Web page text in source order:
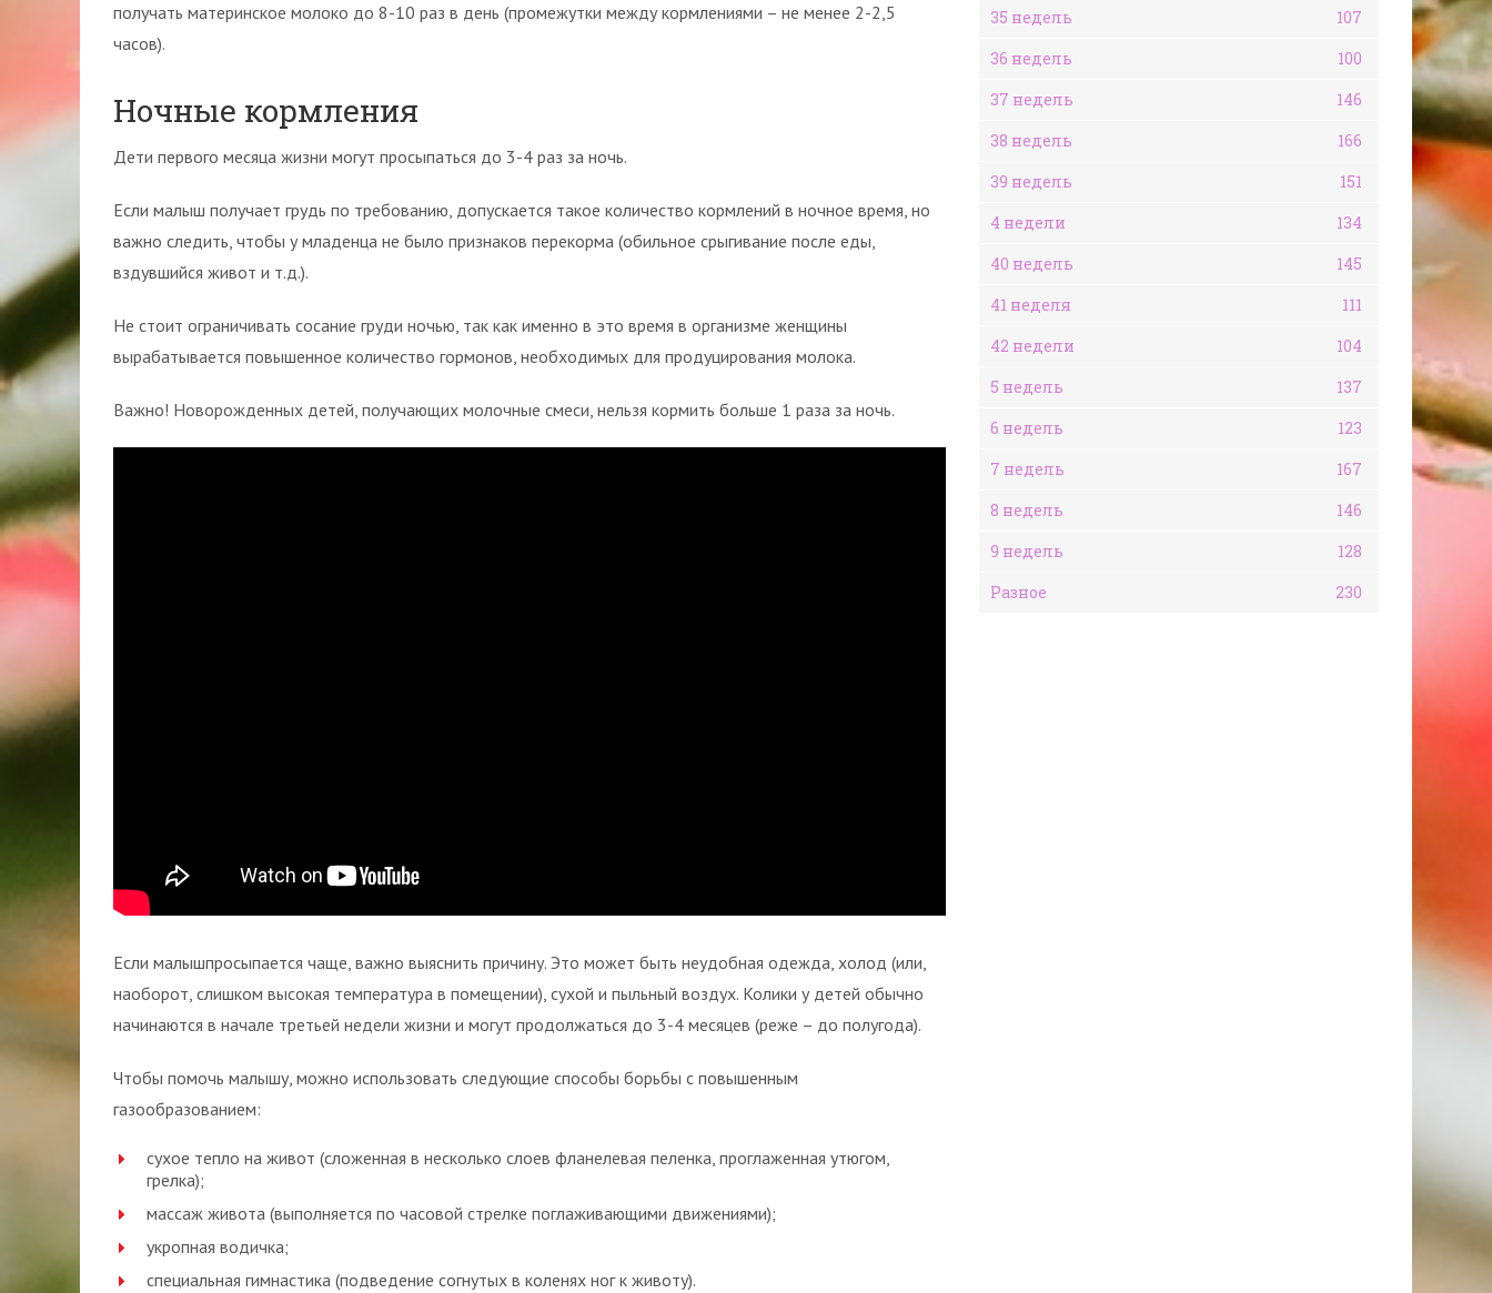
получать материнское молоко до 8-10 раз в день (промежутки между кормлениями – не менее 2-2,5
часов).
Ночные кормления
Дети первого месяца жизни могут просыпаться до 3-4 раз за ночь.
Если малыш получает грудь по требованию, допускается такое количество кормлений в ночное время, но
важно следить, чтобы у младенца не было признаков перекорма (обильное срыгивание после еды,
вздувшийся живот и т.д.).
Не стоит ограничивать сосание груди ночью, так как именно в это время в организме женщины
вырабатывается повышенное количество гормонов, необходимых для продуцирования молока.
Важно! Новорожденных детей, получающих молочные смеси, нельзя кормить больше 1 раза за ночь.
Если малышпросыпается чаще, важно выяснить причину. Это может быть неудобная одежда, холод (или,
наоборот, слишком высокая температура в помещении), сухой и пыльный воздух. Колики у детей обычно
начинаются в начале третьей недели жизни и могут продолжаться до 3-4 месяцев (реже – до полугода).
Чтобы помочь малышу, можно использовать следующие способы борьбы с повышенным
газообразованием:
сухое тепло на живот (сложенная в несколько слоев фланелевая пеленка, проглаженная утюгом,
грелка);
массаж живота (выполняется по часовой стрелке поглаживающими движениями);
укропная водичка;
специальная гимнастика (подведение согнутых в коленях ног к животу).
35 недель
107
36 недель
100
37 недель
146
38 недель
166
39 недель
151
4 недели
134
40 недель
145
41 неделя
111
42 недели
104
5 недель
137
6 недель
123
7 недель
167
8 недель
146
9 недель
128
Разное
230